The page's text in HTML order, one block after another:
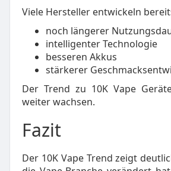
Viele Hersteller entwickeln
noch längerer
intelligenter Technologie
besseren Akkus
stärkerer
Der Trend zu 10K Vape
weiter wachsen.
Fazit
Der 10K Vape Trend zeigt